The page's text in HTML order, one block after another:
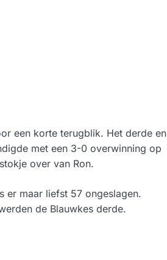
een korte terugblik. Het derde en
met een 3-0 overwinning op
over van Ron.
er maar liefst 57 ongeslagen.
de Blauwkes derde.